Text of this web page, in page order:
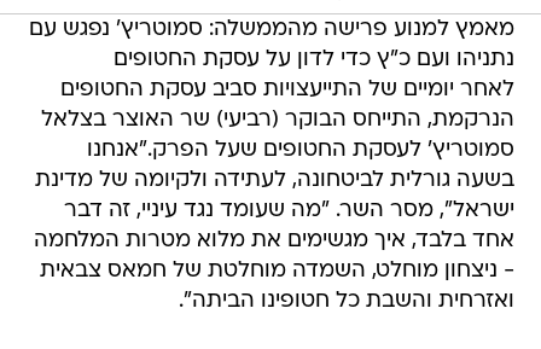
מאמץ למנוע פרישה מהממשלה: סמוטריץ' נפגש עם
נתניהו ועם כ"ץ כדי לדון על עסקת החטופים
לאחר יומיים של התייעצויות סביב עסקת החטופים
הנרקמת, התייחס הבוקר (רביעי) שר האוצר בצלאל
סמוטריץ' לעסקת החטופים שעל הפרק."אנחנו
בשעה גורלית לביטחונה, לעתידה ולקיומה של מדינת
ישראל", מסר השר. "מה שעומד נגד עיניי, זה דבר
אחד בלבד, איך מגשימים את מלוא מטרות המלחמה
- ניצחון מוחלט, השמדה מוחלטת של חמאס צבאית
ואזרחית והשבת כל חטופינו הביתה".